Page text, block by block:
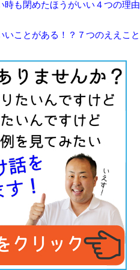
も閉めたほうがいい４つの理由
ことがある！？７つのええこと